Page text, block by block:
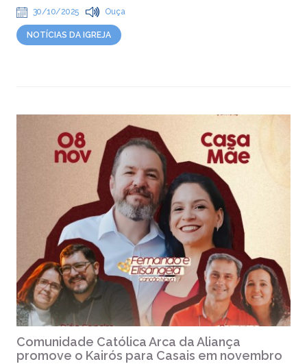
30/10/2025 Ouça
NOTÍCIAS DA IGREJA
Comunidade Católica Arca da Aliança
promove o Kairós para Casais em novembro